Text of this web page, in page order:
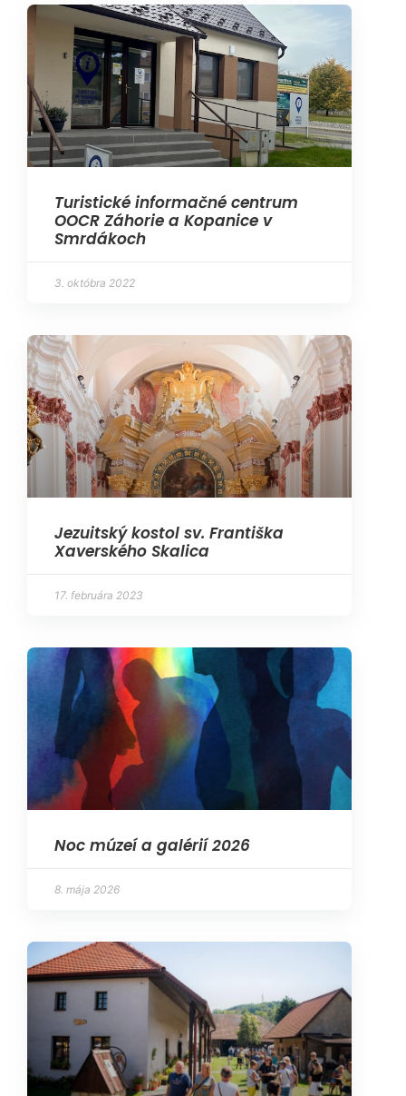
Turistické informačné centrum
OOCR Záhorie a Kopanice v
Smrdákoch
3. októbra 2022
Jezuitský kostol sv. Františka
Xaverského Skalica
17. februára 2023
Noc múzeí a galérií 2026
8. mája 2026